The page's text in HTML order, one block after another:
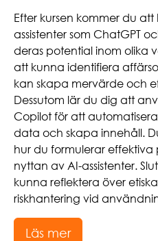
Efter kursen kommer du
assistenter som ChatGPT
deras potential inom olika
att kunna identifiera
kan skapa mervärde och
Dessutom lär du dig att
Copilot för att
data och skapa innehåll.
hur du formulerar
nyttan av AI-assistenter.
kunna reflektera över
riskhantering vid
Läs mer